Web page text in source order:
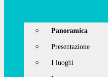
Panoramica
Presentazione
I luoghi